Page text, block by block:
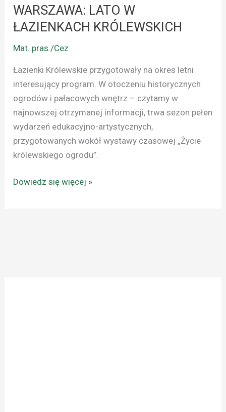
WARSZAWA: LATO W
ŁAZIENKACH KRÓLEWSKICH
Mat. pras./Cez
Łazienki Królewskie przygotowały na okres letni
interesujący program. W otoczeniu historycznych
ogrodów i pałacowych wnętrz – czytamy w
najnowszej otrzymanej informacji, trwa sezon pełen
wydarzeń edukacyjno-artystycznych,
przygotowanych wokół wystawy czasowej „Życie
królewskiego ogrodu”.
Dowiedz się więcej »